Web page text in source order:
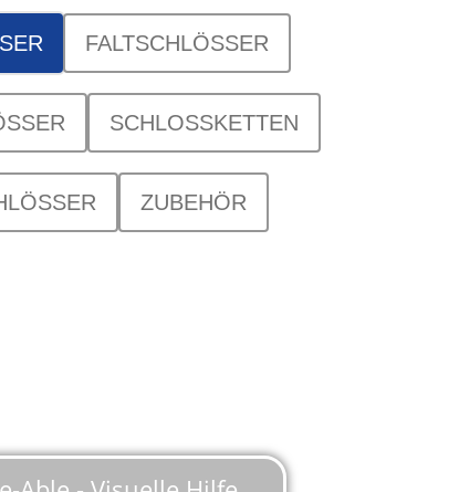
FALTSCHLÖSSER
SCHLOSSKETTEN
ZUBEHÖR